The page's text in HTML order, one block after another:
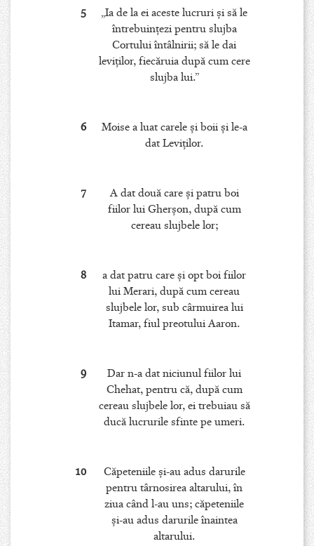
5
„Ia de la ei aceste lucruri şi să le
întrebuinţezi pentru slujba
Cortului întâlnirii; să le dai
leviţilor, fiecăruia după cum cere
slujba lui.”
6
Moise a luat carele şi boii şi le-a
dat Leviţilor.
7
A dat două care şi patru boi
fiilor lui Gherşon, după cum
cereau slujbele lor;
8
a dat patru care şi opt boi fiilor
lui Merari, după cum cereau
slujbele lor, sub cârmuirea lui
Itamar, fiul preotului Aaron.
9
Dar n-a dat niciunul fiilor lui
Chehat, pentru că, după cum
cereau slujbele lor, ei trebuiau să
ducă lucrurile sfinte pe umeri.
10
Căpeteniile şi-au adus darurile
pentru târnosirea altarului, în
ziua când l-au uns; căpeteniile
şi-au adus darurile înaintea
altarului.